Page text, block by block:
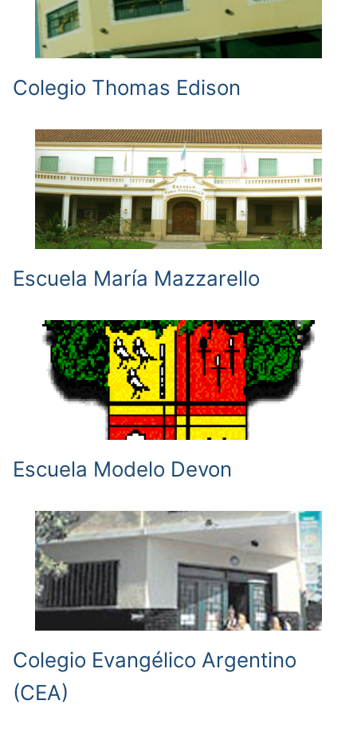
Colegio Thomas Edison
Escuela María Mazzarello
Escuela Modelo Devon
Colegio Evangélico Argentino
(CEA)